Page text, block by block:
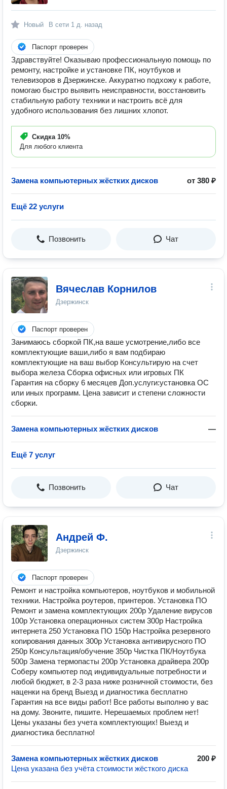
Новый В сети 1 д. назад
Паспорт проверен
Здравствуйте! Оказываю профессиональную помощь по
ремонту, настройке и установке ПК, ноутбуков и
телевизоров в Дзержинске. Аккуратно подхожу к работе,
помогаю быстро выявить неисправности, восстановить
стабильную работу техники и настроить всё для
удобного использования без лишних хлопот.
Скидка 10%
Для любого клиента
Замена компьютерных жёстких дисков от 380 ₽
Ещё 22 услуги
Позвонить Чат
Вячеслав Корнилов
Дзержинск
Паспорт проверен
Занимаюсь сборкой ПК,на ваше усмотрение,либо все
комплектующие ваши,либо я вам подбираю
комплектующие на ваш выбор Консультирую на счет
выбора железа Сборка офисных или игровых ПК
Гарантия на сборку 6 месяцев Доп.услуги:установка ОС
или иных программ. Цена зависит и степени сложности
сборки.
Замена компьютерных жёстких дисков —
Ещё 7 услуг
Позвонить Чат
Андрей Ф.
Дзержинск
Паспорт проверен
Ремонт и настройка компьютеров, ноутбуков и мобильной
техники. Настройка роутеров, принтеров. Установка ПО
Ремонт и замена комплектующих 200р Удаление вирусов
100р Установка операционных систем 300р Настройка
интернета 250 Установка ПО 150р Настройка резервного
копирования данных 300р Установка антивирусного ПО
250р Консультация/обучение 350р Чистка ПК/Ноутбука
500р Замена термопасты 200р Установка драйвера 200р
Соберу компьютер под индивидуальные потребности и
любой бюджет, в 2-3 раза ниже розничной стоимости, без
наценки на бренд Выезд и диагностика бесплатно
Гарантия на все виды работ! Все работы выполню у вас
на дому. Звоните, пишите. Нерешаемых проблем нет!
Цены указаны без учета комплектующих! Выезд и
диагностика бесплатно!
Замена компьютерных жёстких дисков
200 ₽
Цена указана без учёта стоимости жёсткого диска